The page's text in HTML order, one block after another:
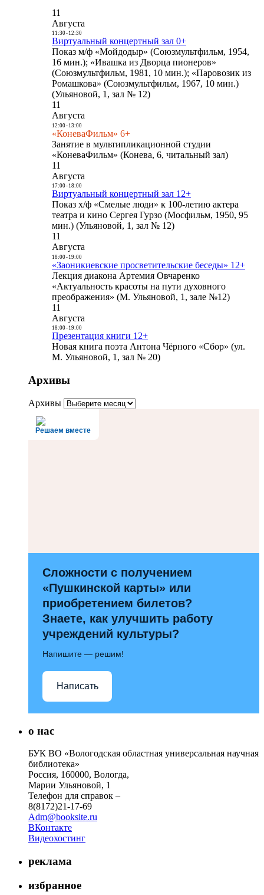
11
Августа
11:30- 12:30
Виртуальный концертный зал 0+
Показ м/ф «Мойдодыр» (Союзмультфильм, 1954,
16 мин.); «Ивашка из Дворца пионеров»
(Союзмультфильм, 1981, 10 мин.); «Паровозик из
Ромашкова» (Союзмультфильм, 1967, 10 мин.)
(Ульяновой, 1, зал № 12)
11
Августа
12:00- 13:00
«КоневаФильм» 6+
Занятие в мультипликационной студии
«КоневаФильм» (Конева, 6, читальный зал)
11
Августа
17:00- 18:00
Виртуальный концертный зал 12+
Показ х/ф «Смелые люди» к 100-летию актера
театра и кино Сергея Гурзо (Мосфильм, 1950, 95
мин.) (Ульяновой, 1, зал № 12)
11
Августа
18:00- 19:00
«Заоникиевские просветительские беседы» 12+
Лекция диакона Артемия Овчаренко
«Актуальность красоты на пути духовного
преображения» (М. Ульяновой, 1, зале №12)
11
Августа
18:00- 19:00
Презентация книги 12+
Новая книга поэта Антона Чёрного «Сбор» (ул.
М. Ульяновой, 1, зал № 20)
Архивы
Архивы
Решаем вместе
Сложности с получением
«Пушкинской карты» или
приобретением билетов?
Знаете, как улучшить работу
учреждений культуры?
Напишите — решим!
Написать
о нас
БУК ВО «Вологодская областная универсальная научная
библиотека»
Россия, 160000, Вологда,
Марии Ульяновой, 1
Телефон для справок –
8(8172)21-17-69
Adm@booksite.ru
ВКонтакте
Видеохостинг
реклама
избранное